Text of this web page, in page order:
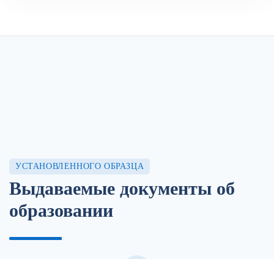
УСТАНОВЛЕННОГО ОБРАЗЦА
Выдаваемые документы об
образовании